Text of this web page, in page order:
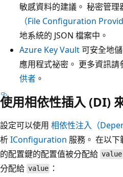
敏感資料的建議。 秘密管理
（File Configuration
地系統的 JSON 檔案中。
Azure Key Vault可安全地
應用程式祕密。 更多資訊請
供者 。
使用相依性插入 (DI)
設定可以使用 相依性注入（
析IConfiguration 服務。 在以
的配置鍵的配置值被分配給 value
分配給 value ：